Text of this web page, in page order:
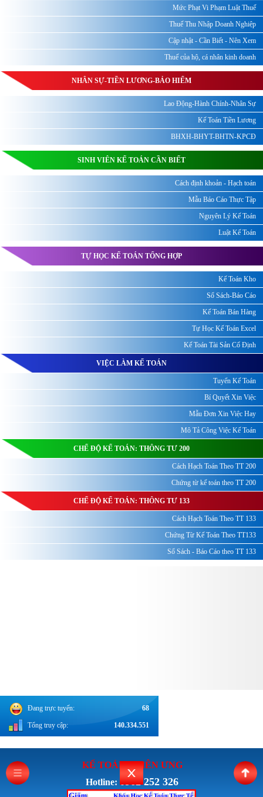
Mức Phạt Vi Phạm Luật Thuế
Thuế Thu Nhập Doanh Nghiệp
Cập nhật - Cần Biết - Nên Xem
Thuế của hộ, cá nhân kinh doanh
NHÂN SỰ-TIỀN LƯƠNG-BẢO HIỂM
Lao Động-Hành Chính-Nhân Sự
Kế Toán Tiền Lương
BHXH-BHYT-BHTN-KPCĐ
SINH VIÊN KẾ TOÁN CẦN BIẾT
Cách định khoản - Hạch toán
Mẫu Báo Cáo Thực Tập
Nguyên Lý Kế Toán
Luật Kế Toán
TỰ HỌC KẾ TOÁN TỔNG HỢP
Kế Toán Kho
Sổ Sách-Báo Cáo
Kế Toán Bán Hàng
Tự Học Kế Toán Excel
Kế Toán Tài Sản Cố Định
VIỆC LÀM KẾ TOÁN
Tuyển Kế Toán
Bí Quyết Xin Việc
Mẫu Đơn Xin Việc Hay
Mô Tả Công Việc Kế Toán
CHẾ ĐỘ KẾ TOÁN: THÔNG TƯ 200
Cách Hạch Toán Theo TT 200
Chứng từ kế toán theo TT 200
CHẾ ĐỘ KẾ TOÁN: THÔNG TƯ 133
Cách Hạch Toán Theo TT 133
Chứng Từ Kế Toán Theo TT133
Sổ Sách - Báo Cáo theo TT 133
Đang trực tuyến: 68
Tổng truy cập: 140.334.551
KẾ TOÁN THIÊN ƯNG
Hotline: 0962 252 326